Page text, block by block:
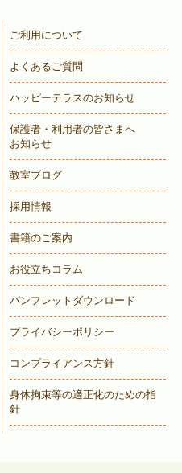
ご利用について
よくあるご質問
ハッピーテラスのお知らせ
保護者・利用者の皆さまへ
お知らせ
教室ブログ
採用情報
書籍のご案内
お役立ちコラム
パンフレットダウンロード
プライバシーポリシー
コンプライアンス方針
身体拘束等の適正化のための指
針